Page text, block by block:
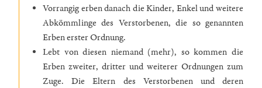
Vorrangig erben danach die Kinder, Enkel und weitere
Abkömmlinge des Verstorbenen, die so genannten
Erben erster Ordnung.
Lebt von diesen niemand (mehr), so kommen die
Erben zweiter, dritter und weiterer Ordnungen zum
Zuge. Die Eltern des Verstorbenen und deren